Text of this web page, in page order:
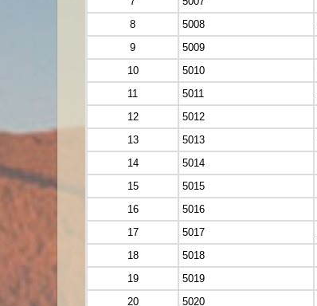
8
5008
9
5009
10
5010
11
5011
12
5012
13
5013
14
5014
15
5015
16
5016
17
5017
18
5018
19
5019
20
5020